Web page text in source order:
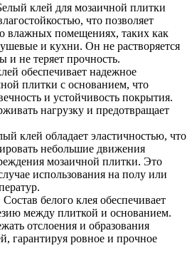
клей для мозаичной плитки
что позволяет
влажных помещениях, таких как
и кухни. Он не растворяется
и не теряет прочность.
обеспечивает надежное
плитки с основанием, что
и устойчивость покрытия.
нагрузку и предотвращает
клей обладает эластичностью, что
небольшие движения
мозаичной плитки. Это
использования на полу или
Состав белого клея обеспечивает
между плиткой и основанием.
отслоения и образования
гарантируя ровное и прочное